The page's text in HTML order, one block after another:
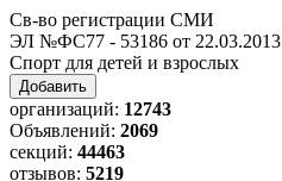
Св-во регистрации СМИ
ЭЛ №ФС77 - 53186 от 22.03.2013
Спорт для детей и взрослых
Добавить
организаций: 12743
Объявлений: 2069
секций: 44463
отзывов: 5219